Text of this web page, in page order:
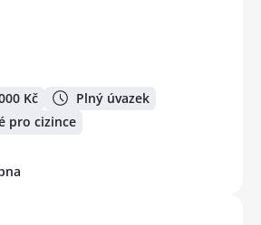
Kč
Plný úvazek
pro cizince